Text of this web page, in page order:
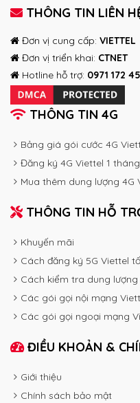
THÔNG TIN LIÊN
Đơn vị cung cấp: VIETTEL
Đơn vị triển khai: CTNET
Hotline hỗ trợ: 0971 172
THÔNG TIN 4G
Bảng giá gói cước 4G
Đăng ký 4G Viettel 1 tháng
Mua thêm dung lượng 4G
THÔNG TIN HỖ
Khuyến mãi
Cách đăng ký 5G Viettel
Cách kiểm tra dung lượng
Các gói gọi nội mạng
Các gói gọi ngoại mạng
ĐIỀU KHOẢN &
Giới thiệu
Chính sách bảo mật